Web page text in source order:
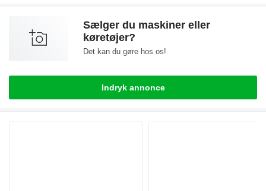
Sælger du maskiner eller
køretøjer?
Det kan du gøre hos os!
Indryk annonce